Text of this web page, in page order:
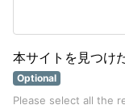
本サイトを見つけ
Optional
Please select all the